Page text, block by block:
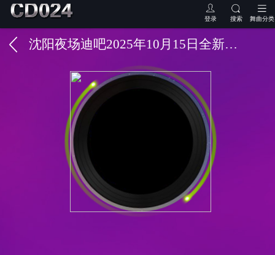
登录 搜索 舞曲分类
沈阳夜场迪吧2025年10月15日全新中英文电音合集EP大碟-沈阳DJ小良